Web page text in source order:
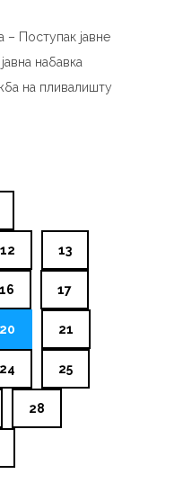
Поступак јавне
набавка
на пливалишту
12 13
16 17
20 21
24 25
28